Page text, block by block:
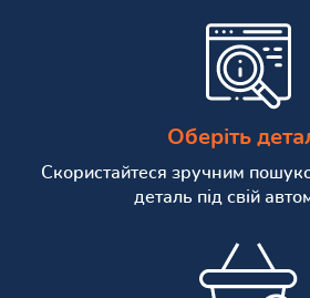
Оберіть
Скористайтеся зручним
деталь під свій